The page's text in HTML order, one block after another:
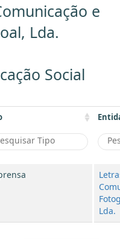
e
Lda.
Social
Lda.